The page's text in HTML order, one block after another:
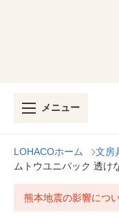
メニュー
LOHACOホーム 文房
ムトウユニパック 透け
熊本地震の影響につ